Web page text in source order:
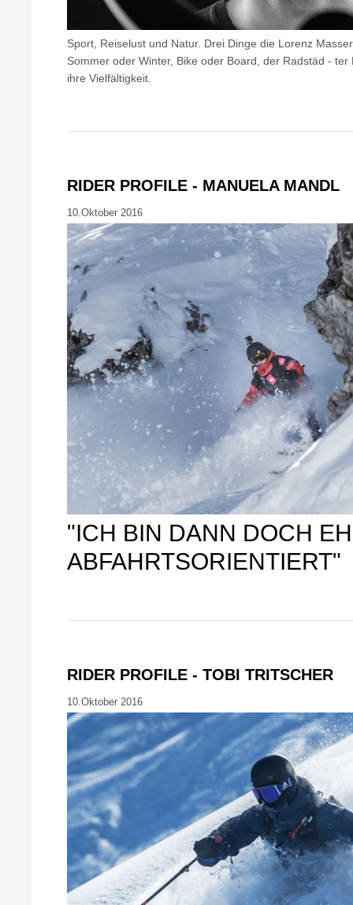
Sport, Reiselust und Natur. Drei Dinge die Lorenz
Sommer oder Winter, Bike oder Board, der Radstäd -
ihre Vielfältigkeit.
RIDER PROFILE - MANUELA MANDL
10.Oktober 2016
"ICH BIN DANN DOCH
ABFAHRTSORIENTIERT"
RIDER PROFILE - TOBI TRITSCHER
10.Oktober 2016